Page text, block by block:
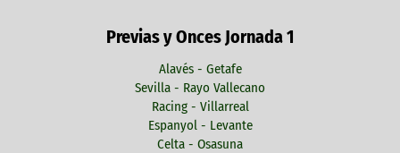
Previas y Onces Jornada 1
Alavés - Getafe
Sevilla - Rayo Vallecano
Racing - Villarreal
Espanyol - Levante
Celta - Osasuna